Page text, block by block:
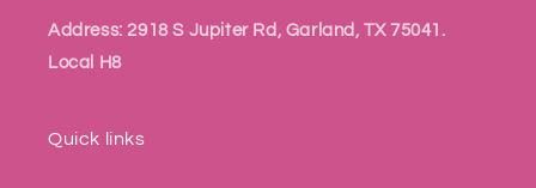
Address: 2918 S Jupiter Rd, Garland, TX 75041.
Local H8
Quick links